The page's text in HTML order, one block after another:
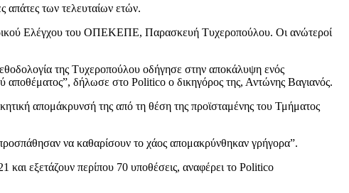
απάτες των τελευταίων ετών.
Ελέγχου του ΟΠΕΚΕΠΕ, Παρασκευή Τυχεροπούλου. Οι ανώτεροί
της Τυχεροπούλου οδήγησε στην αποκάλυψη ενός
δήλωσε στο Politico ο δικηγόρος της, Αντώνης Βαγιανός.
απομάκρυνσή της από τη θέση της προϊσταμένης του Τμήματος
να καθαρίσουν το χάος απομακρύνθηκαν γρήγορα”.
και εξετάζουν περίπου 70 υποθέσεις, αναφέρει το Politico